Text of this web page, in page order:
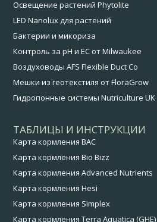
Освещение растений Phytolite
LED Nanolux для растений
Бактерии и микориза
Контроль за pH и EC от Milwaukee
Воздуховоды AFS Flexible Duct Co
Мешки из геотекстиля от FloraGrow
Гидропонные системы Nutriculture UK
ТАБЛИЦЫ И ИНСТРУКЦИИ
Карта кормления BAC
Карта кормления Bio Bizz
Карта кормления Advanced Nutrients
Карта кормления Hesi
Карта кормления Simplex
Карта кормления Terra Aquatica (GHE)